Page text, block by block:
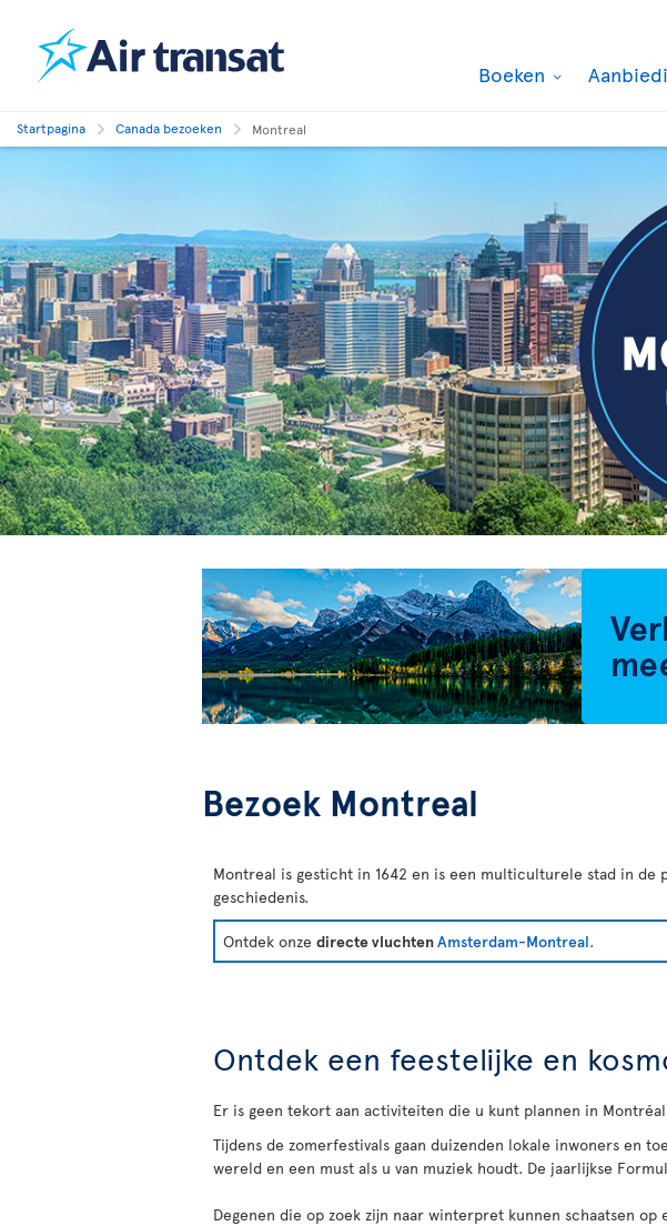
Boeken
Startpagina Canada bezoeken Montreal
Bezoek Montreal
Montreal is gesticht in 1642 en is een multiculturele stad in de
geschiedenis.
Ontdek onze directe vluchtenAmsterdam-Montreal.
Ontdek een feestelijke en
Er is geen tekort aan activiteiten die u kunt plannen in
Tijdens de zomerfestivals gaan duizenden lokale inwoners en
wereld en een must als u van muziek houdt. De jaarlijkse
Degenen die op zoek zijn naar winterpret kunnen schaatsen